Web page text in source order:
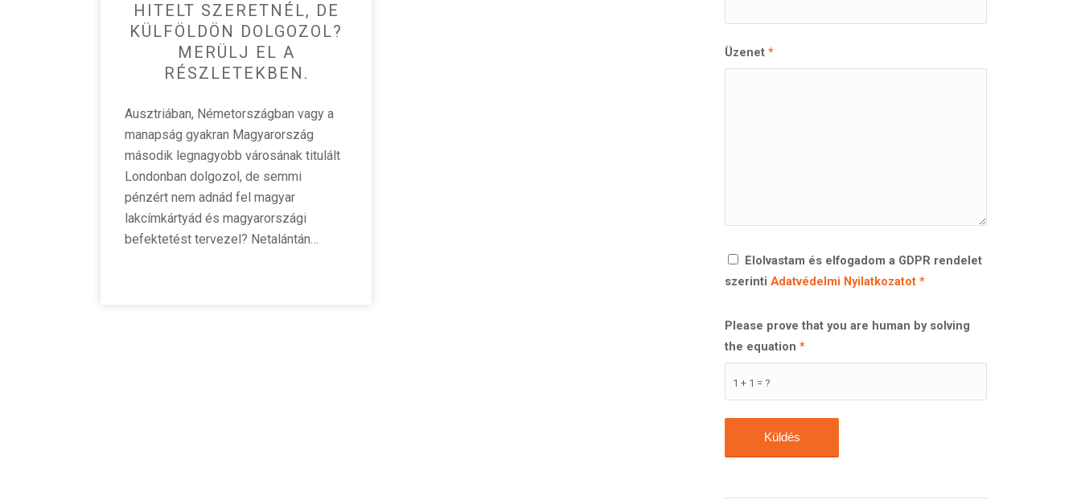
HITELT SZERETNÉL, DE
KÜLFÖLDÖN DOLGOZOL?
MERÜLJ EL A
RÉSZLETEKBEN.
Ausztriában, Németországban vagy a
manapság gyakran Magyarország
második legnagyobb városának titulált
Londonban dolgozol, de semmi
pénzért nem adnád fel magyar
lakcímkártyád és magyarországi
befektetést tervezel? Netalántán…
Üzenet*
Elolvastam és elfogadom a GDPR rendelet
szerintiAdatvédelmi Nyilatkozatot *
1 + 1 = ?
Please prove that you are human by solving
the equation*